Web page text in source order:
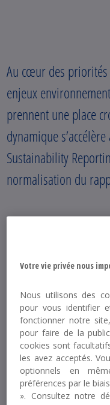
Au cœur des
enjeux
prennent une place
dynamique
Sustainability
normalisation du
Qu'est-ce
La CSRD est une
de la directive
d'informations non
augmenter la
Votre vie privée nous
Nous utilisons des
pour vous identifier
fonctionner notre
pour faire de la
cookies sont
les avez acceptés.
optionnels en
préférences par le
». Consultez notre